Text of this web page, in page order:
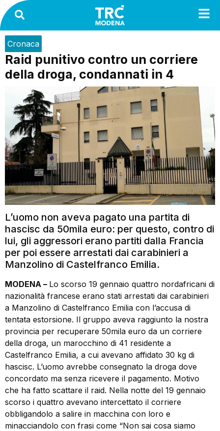
Cronaca
Raid punitivo contro un corriere
della droga, condannati in 4
L’uomo non aveva pagato una partita di
hascisc da 50mila euro: per questo, contro di
lui, gli aggressori erano partiti dalla Francia
per poi essere arrestati dai carabinieri a
Manzolino di Castelfranco Emilia.
MODENA – Lo scorso 19 gennaio quattro nordafricani di
nazionalità francese erano stati arrestati dai carabinieri
a Manzolino di Castelfranco Emilia con l’accusa di
tentata estorsione. Il gruppo aveva raggiunto la nostra
provincia per recuperare 50mila euro da un corriere
della droga, un marocchino di 41 residente a
Castelfranco Emilia, a cui avevano affidato 30 kg di
hascisc. L’uomo avrebbe consegnato la droga dove
concordato ma senza ricevere il pagamento. Motivo
che ha fatto scattare il raid. Nella notte del 19 gennaio
scorso i quattro avevano intercettato il corriere
obbligandolo a salire in macchina con loro e
minacciandolo con frasi come “Non sai cosa siamo